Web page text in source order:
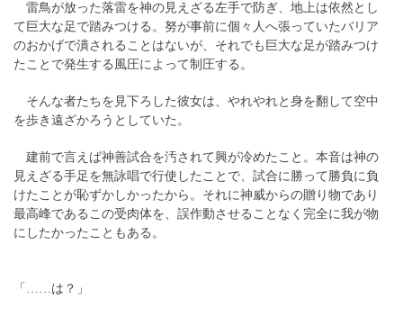
雷鳥が放った落雷を神の見えざる左手で防ぎ、地上は依然とし
て巨大な足で踏みつける。努が事前に個々人へ張っていたバリア
のおかげで潰されることはないが、それでも巨大な足が踏みつけ
たことで発生する風圧によって制圧する。
そんな者たちを見下ろした彼女は、やれやれと身を翻して空中
を歩き遠ざかろうとしていた。
建前で言えば神善試合を汚されて興が冷めたこと。本音は神の
見えざる手足を無詠唱で行使したことで、試合に勝って勝負に負
けたことが恥ずかしかったから。それに神威からの贈り物であり
最高峰であるこの受肉体を、誤作動させることなく完全に我が物
にしたかったこともある。
「……は？」